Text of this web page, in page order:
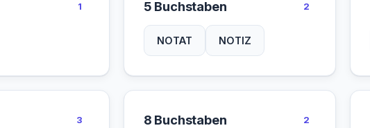
1 5 Buchstaben 2
NOTAT NOTIZ
3 8 Buchstaben 2